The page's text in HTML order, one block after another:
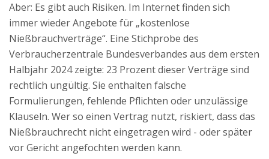
Aber: Es gibt auch Risiken. Im Internet finden sich
immer wieder Angebote für „kostenlose
Nießbrauchverträge“. Eine Stichprobe des
Verbraucherzentrale Bundesverbandes aus dem ersten
Halbjahr 2024 zeigte: 23 Prozent dieser Verträge sind
rechtlich ungültig. Sie enthalten falsche
Formulierungen, fehlende Pflichten oder unzulässige
Klauseln. Wer so einen Vertrag nutzt, riskiert, dass das
Nießbrauchrecht nicht eingetragen wird - oder später
vor Gericht angefochten werden kann.